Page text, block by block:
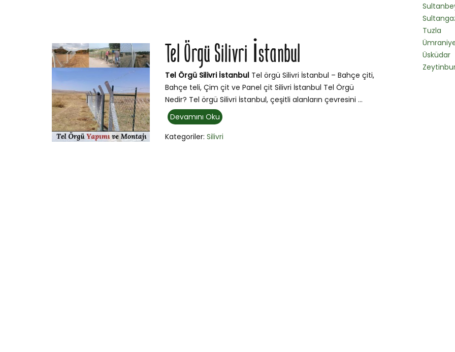
Tuzla
Üsküdar
Tel Örgü Silivri İstanbul
Tel Örgü Silivri İstanbul Tel örgü Silivri İstanbul – Bahçe çiti,
Bahçe teli, Çim çit ve Panel çit Silivri İstanbul Tel Örgü
Nedir? Tel örgü Silivri İstanbul, çeşitli alanların çevresini ...
Devamını Oku
Kategoriler:Silivri